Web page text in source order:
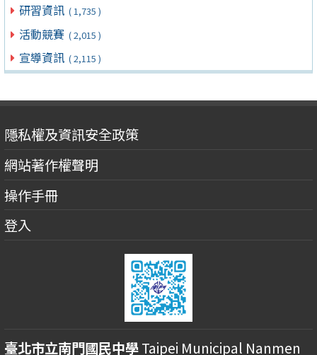
研習資訊 ( 1,735 )
活動競賽 ( 2,015 )
宣導資訊 ( 2,115 )
隱私權及資訊安全政策
網站著作權聲明
操作手冊
登入
臺北市立南門國民中學Taipei Municipal Nanmen